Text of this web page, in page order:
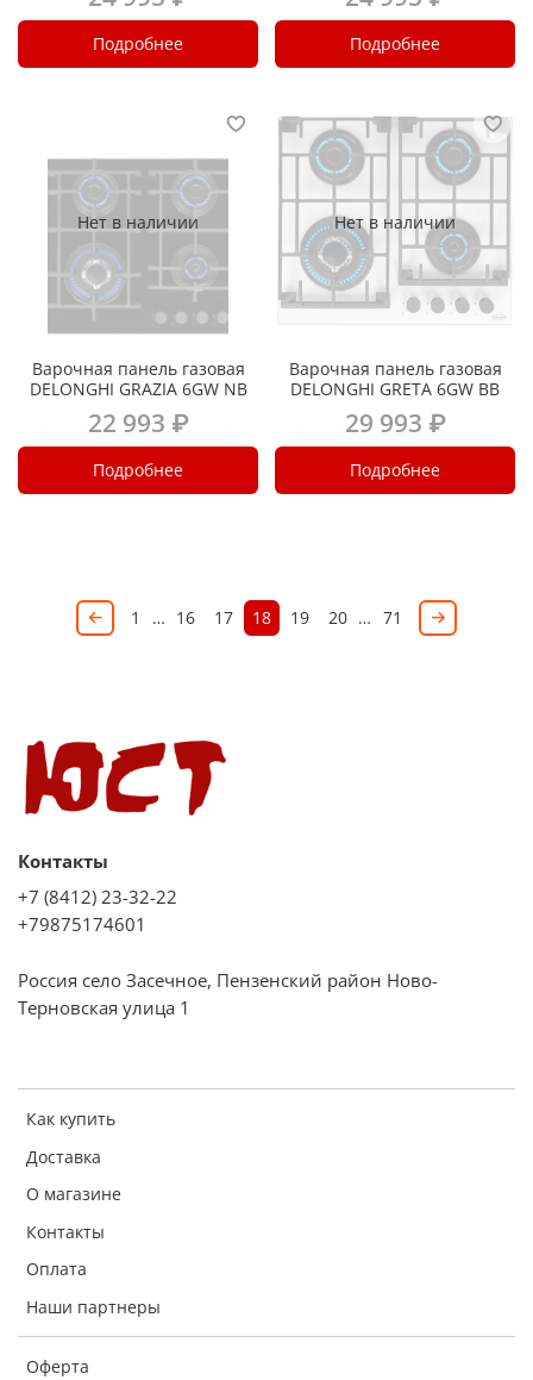
Подробнее Подробнее
Нет в наличии
Варочная панель газовая
DELONGHI GRAZIA 6GW NB
22 993 ₽
Подробнее
Нет в наличии
Варочная панель газовая
DELONGHI GRETA 6GW BB
29 993 ₽
Подробнее
1 … 16 17 18 19 20 … 71
Как купить
Доставка
О магазине
Контакты
Оплата
Наши партнеры
Оферта
Контакты
+7 (8412) 23-32-22
+79875174601
Россия село Засечное, Пензенский район Ново-
Терновская улица 1